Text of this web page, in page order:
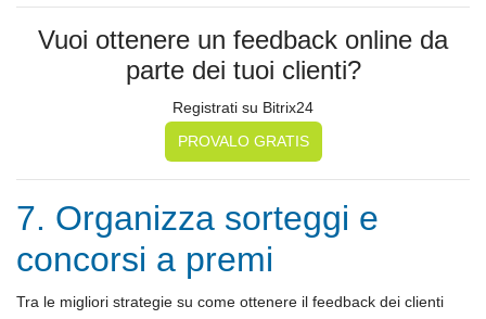
Vuoi ottenere un feedback online da
parte dei tuoi clienti?
Registrati su Bitrix24
PROVALO GRATIS
7. Organizza sorteggi e
concorsi a premi
Tra le migliori strategie su come ottenere il feedback dei clienti